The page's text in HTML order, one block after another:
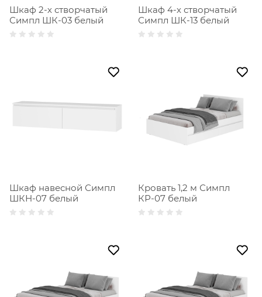
Шкаф 2-х створчатый
Симпл ШК-03 белый
Шкаф 4-х створчатый
Симпл ШК-13 белый
Шкаф навесной Симпл
ШКН-07 белый
Кровать 1,2 м Симпл
КР-07 белый